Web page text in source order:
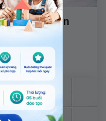
thấp có an